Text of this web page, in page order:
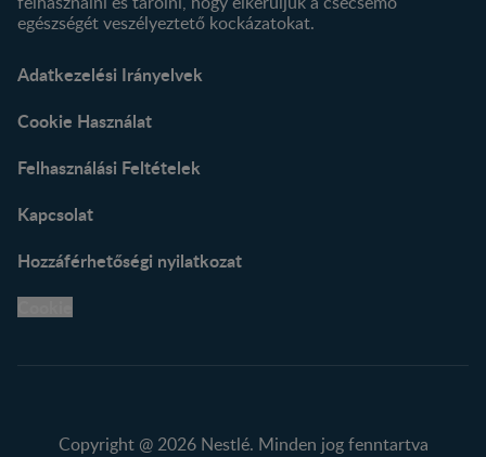
egészségét veszélyeztető kockázatokat.
Adatkezelési Irányelvek
Cookie Használat
Felhasználási Feltételek
Kapcsolat
Hozzáférhetőségi nyilatkozat
Copyright @ 2026 Nestlé. Minden jog fenntartva